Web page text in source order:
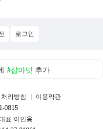
로그인
#샵마넷 추가
리방침
이용약관
0815
표 이인용